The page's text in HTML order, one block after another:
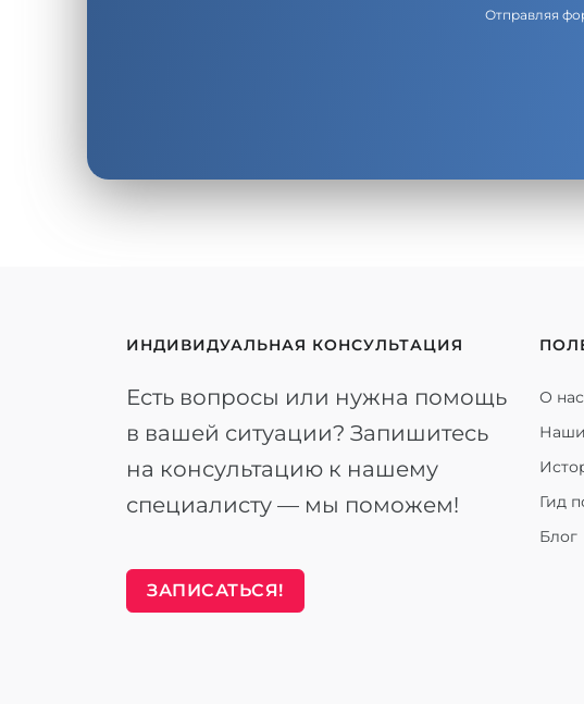
Отправляя
ИНДИВИДУАЛЬНАЯ КОНСУЛЬТАЦИЯ
Есть вопросы или нужна помощь
в вашей ситуации? Запишитесь
на консультацию к нашему
специалисту — мы поможем!
ЗАПИСАТЬСЯ!
О нас
Наши
Гид
Блог